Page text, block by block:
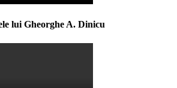
lui Gheorghe A. Dinicu